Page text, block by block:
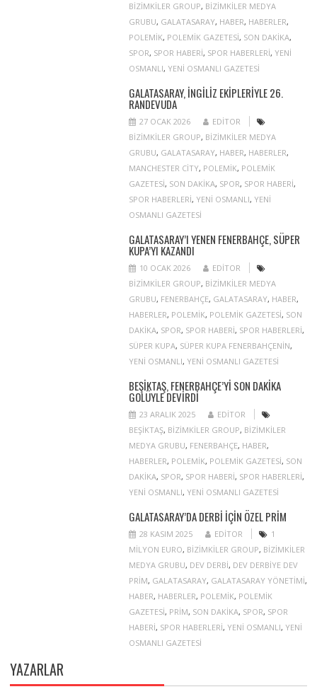
BIZIMKILER GROUP, BIZIMKILER MEDYA
GRUBU, GALATASARAY, HABER, HABERLER,
POLEMIK, POLEMIK GAZETESI, SON DAKIKA,
SPOR, SPOR HABERI, SPOR HABERLERI, YENI
OSMANLI, YENI OSMANLI GAZETESI
GALATASARAY, İNGILIZ EKIPLERIYLE 26.
RANDEVUDA
27 OCAK 2026
EDITOR
BIZIMKILER GROUP, BIZIMKILER MEDYA
GRUBU, GALATASARAY, HABER, HABERLER,
MANCHESTER CITY, POLEMIK, POLEMIK
GAZETESI, SON DAKIKA, SPOR, SPOR HABERI,
SPOR HABERLERI, YENI OSMANLI, YENI
OSMANLI GAZETESI
GALATASARAY’I YENEN FENERBAHÇE, SÜPER
KUPA’YI KAZANDI
10 OCAK 2026
EDITOR
BIZIMKILER GROUP, BIZIMKILER MEDYA
GRUBU, FENERBAHÇE, GALATASARAY, HABER,
HABERLER, POLEMIK, POLEMIK GAZETESI, SON
DAKIKA, SPOR, SPOR HABERI, SPOR HABERLERI,
SÜPER KUPA, SÜPER KUPA FENERBAHÇENIN,
YENI OSMANLI, YENI OSMANLI GAZETESI
BEŞIKTAŞ, FENERBAHÇE’YI SON DAKIKA
GOLÜYLE DEVIRDI
23 ARALIK 2025
EDITOR
BEŞIKTAŞ, BIZIMKILER GROUP, BIZIMKILER
MEDYA GRUBU, FENERBAHÇE, HABER,
HABERLER, POLEMIK, POLEMIK GAZETESI, SON
DAKIKA, SPOR, SPOR HABERI, SPOR HABERLERI,
YENI OSMANLI, YENI OSMANLI GAZETESI
GALATASARAY’DA DERBI IÇIN ÖZEL PRIM
28 KASIM 2025 EDITOR
1
MILYON EURO, BIZIMKILER GROUP, BIZIMKILER
MEDYA GRUBU, DEV DERBI, DEV DERBIYE DEV
PRIM, GALATASARAY, GALATASARAY YÖNETIMI,
HABER, HABERLER, POLEMIK, POLEMIK
GAZETESI, PRIM, SON DAKIKA, SPOR, SPOR
HABERI, SPOR HABERLERI, YENI OSMANLI, YENI
OSMANLI GAZETESI
YAZARLAR